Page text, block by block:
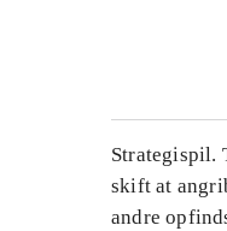
Strategispil.
skift at
andre